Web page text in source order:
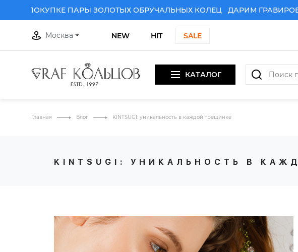
ПОКУПКЕ ПАРЫ ЗОЛОТЫХ ОБРУЧАЛЬНЫХ КОЛЕЦ ДАРИМ ГРАВИРОВКУ
Москва NEW HIT SALE
КАТАЛОГ
Главная Блог KINTSUGI: уникальность в каждой трещинке
KINTSUGI: УНИКАЛЬНОСТЬ В